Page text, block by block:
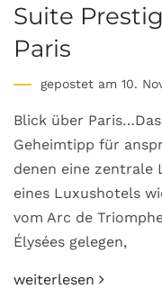
Suite
Paris
gepostet am 10.
Blick über
Geheimtipp für
denen eine zentrale
eines Luxushotels
vom Arc de
Élysées gelegen,
weiterlesen